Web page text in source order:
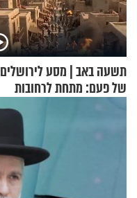
תשעה באב | מסע לירושלים
של פעם: מתחת לרחובות
ירושלים